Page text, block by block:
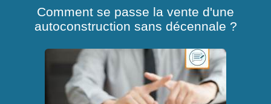
Comment se passe la vente d'une
autoconstruction sans décennale ?